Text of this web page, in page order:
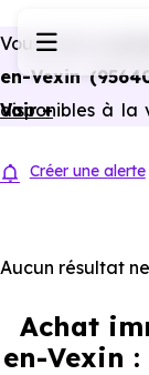
Investir
Actualités
Vous avez un
en-Vexin
disponibles à la
bénéficier des
performances
Voir +
Créer une alerte
Aucun résultat
Achat
en-Vexin